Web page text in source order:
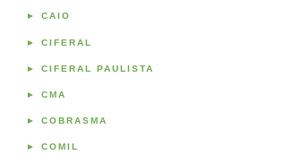
► CAIO
► CIFERAL
► CIFERAL PAULISTA
► CMA
► COBRASMA
► COMIL